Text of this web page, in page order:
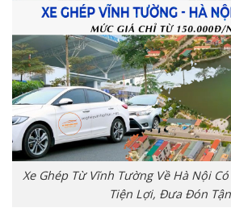
Xe Ghép Từ Vĩnh Tường Về Hà Nội
Tiện Lợi, Đưa Đón